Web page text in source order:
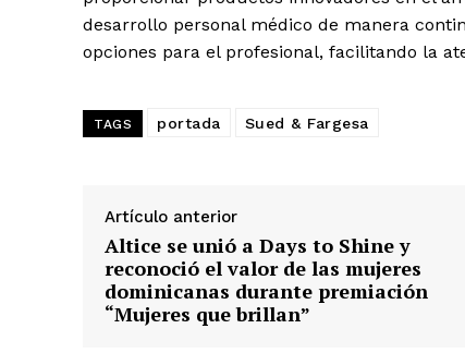
desarrollo personal médico de manera
opciones para el profesional, facilitando la
TAGS portada Sued & Fargesa
Artículo anterior
Altice se unió a Days to Shine y
reconoció el valor de las mujeres
dominicanas durante premiación
“Mujeres que brillan”